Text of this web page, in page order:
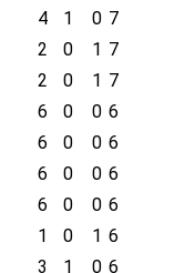
4 1 0 7
2 0 1 7
2 0 1 7
6 0 0 6
6 0 0 6
6 0 0 6
6 0 0 6
1 0 1 6
3 1 0 6